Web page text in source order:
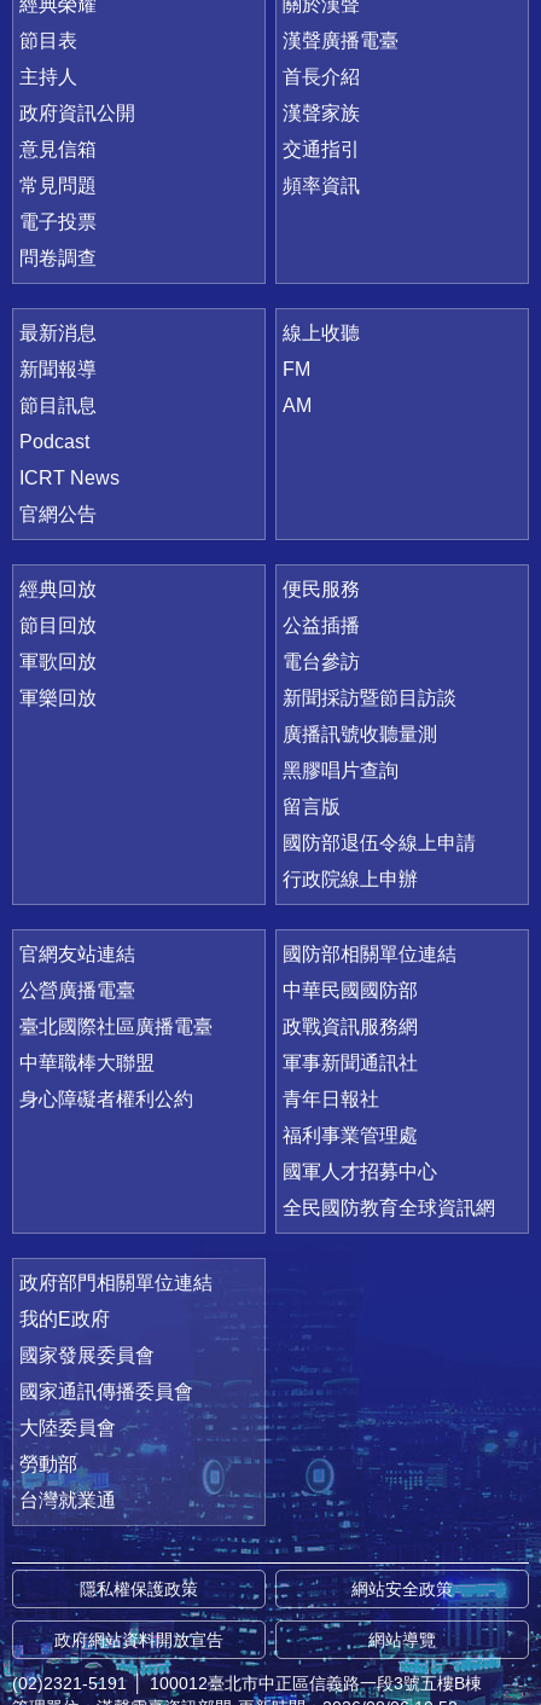
節目表
主持人
政府資訊公開
意見信箱
常見問題
電子投票
問卷調查
漢聲廣播電臺
首長介紹
漢聲家族
交通指引
頻率資訊
最新消息
新聞報導
節目訊息
Podcast
ICRT News
官網公告
線上收聽
FM
AM
經典回放
節目回放
軍歌回放
軍樂回放
便民服務
公益插播
電台參訪
新聞採訪暨節目訪談
廣播訊號收聽量測
黑膠唱片查詢
留言版
國防部退伍令線上申請
行政院線上申辦
官網友站連結
公營廣播電臺
臺北國際社區廣播電臺
中華職棒大聯盟
身心障礙者權利公約
國防部相關單位連結
中華民國國防部
政戰資訊服務網
軍事新聞通訊社
青年日報社
福利事業管理處
國軍人才招募中心
全民國防教育全球資訊網
政府部門相關單位連結
我的E政府
國家發展委員會
國家通訊傳播委員會
大陸委員會
勞動部
台灣就業通
隱私權保護政策 網站安全政策
政府網站資料開放宣告 網站導覽
(02)2321-5191 │ 100012臺北市中正區信義路一段3號五樓B棟